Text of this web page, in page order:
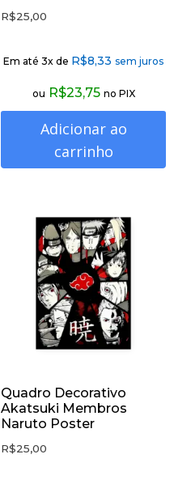
R$25,00
Em até 3x de R$8,33 sem juros
ou R$23,75 no PIX
Adicionar ao
carrinho
Quadro Decorativo
Akatsuki Membros
Naruto Poster
R$25,00